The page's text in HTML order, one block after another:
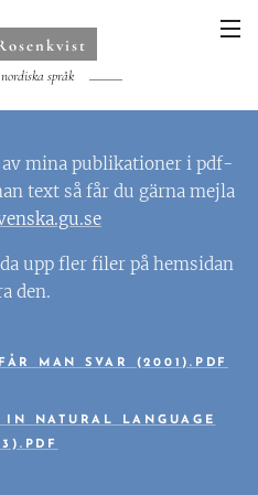
språk
av mina publikationer i pdf-
text så får du gärna mejla
upp fler filer på hemsidan
den.
MAN SVAR (2001).PDF
IN NATURAL LANGUAGE